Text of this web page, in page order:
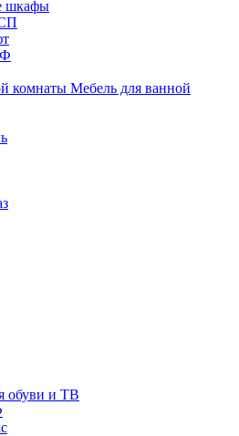
шкафы
Мебель для ванной
обуви и ТВ